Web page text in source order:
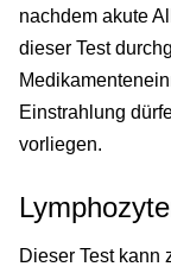
nachdem akute
dieser Test
Einstrahlung
vorliegen.
Dieser Test kann